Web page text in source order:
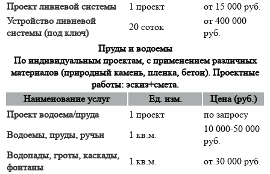
Проект ливневой системы
1 проект
от 15 000 руб.
Устройство ливневой
системы (под ключ)
20 соток
от 400 000
руб.
Пруды и водоемы
По индивидуальным проектам, с применением различных
материалов (природный камень, пленка, бетон). Проектные
работы: эскиз+смета.
Наименование услуг
Ед. изм.
Цена (руб.)
Проект водоема/пруда
1 проект
по запросу
Водоемы, пруды, ручьи
1 кв.м.
10 000-50 000
руб.
Водопады, гроты, каскады,
фонтаны
1 кв.м.
от 30 000 руб.